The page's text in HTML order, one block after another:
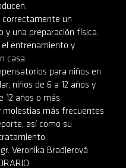
correctamente un
y una preparación física.
el entrenamiento y
casa.
para niños en
niños de 6 a 12 años y
12 años o más.
molestias más frecuentes
así como su
Veronika Bradlerová